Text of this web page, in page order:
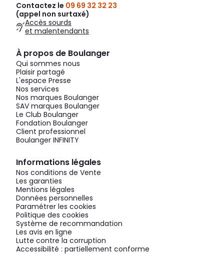
Contactez le 09 69 32 32 23
(appel non surtaxé)
Accès sourds
et malentendants
À propos de Boulanger
Qui sommes nous
Plaisir partagé
L'espace Presse
Nos services
Nos marques Boulanger
SAV marques Boulanger
Le Club Boulanger
Fondation Boulanger
Client professionnel
Boulanger INFINITY
Informations légales
Nos conditions de Vente
Les garanties
Mentions légales
Données personnelles
Paramétrer les cookies
Politique des cookies
Système de recommandation
Les avis en ligne
Lutte contre la corruption
Accessibilité : partiellement conforme